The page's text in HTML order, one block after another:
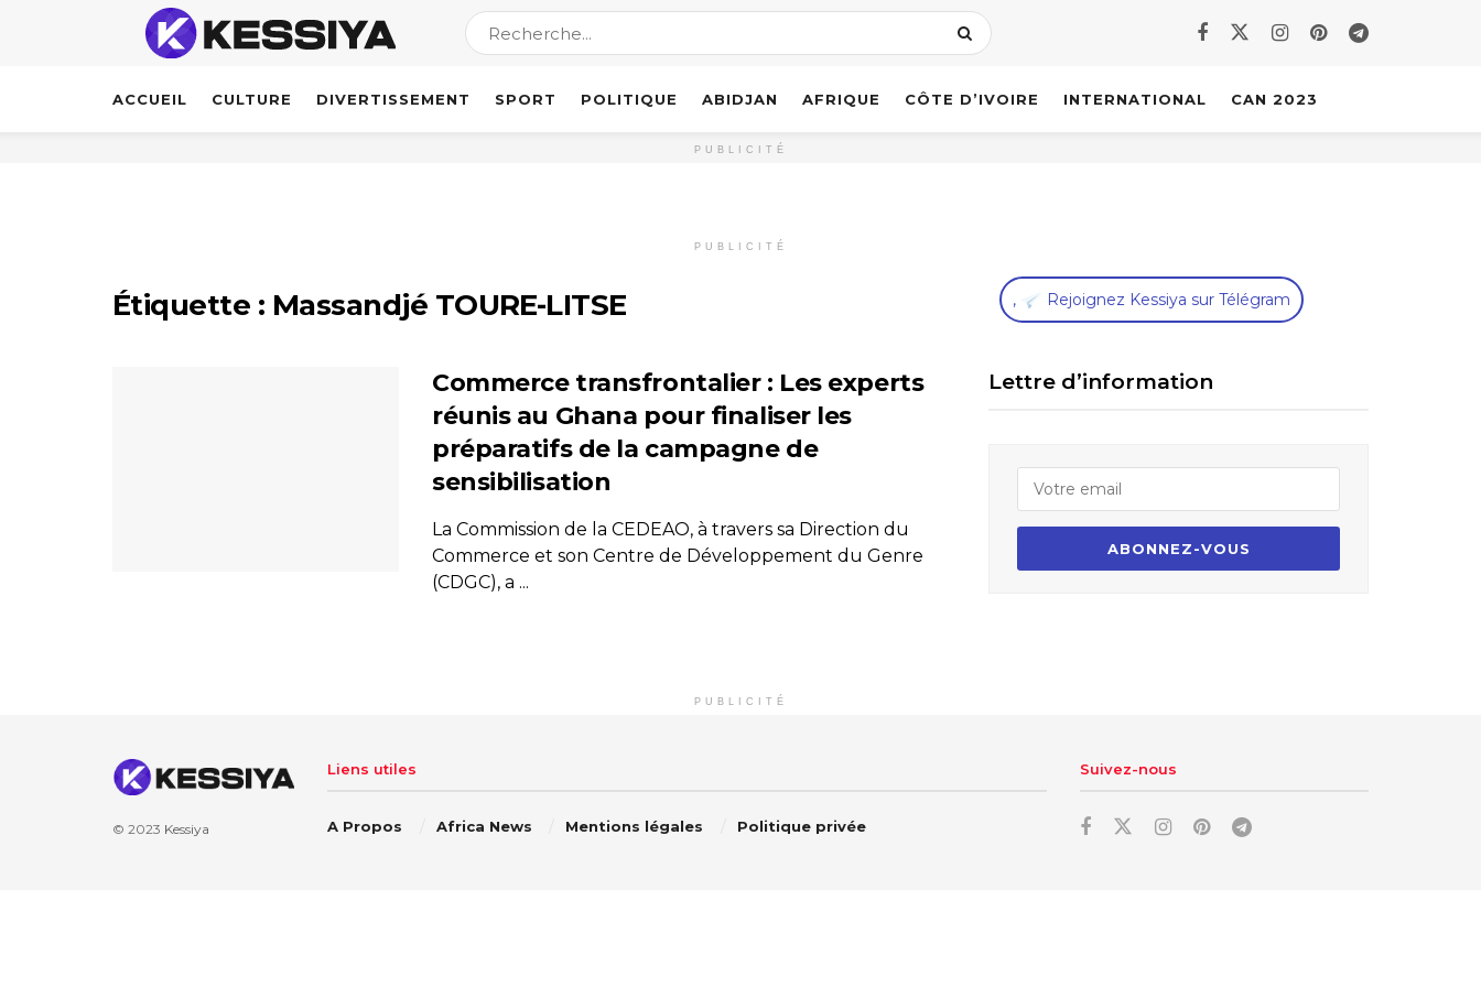
ACCUEIL CULTURE DIVERTISSEMENT SPORT POLITIQUE ABIDJAN AFRIQUE CÔTE D’IVOIRE INTERNATIONAL CAN 2023
PUBLICITÉ
PUBLICITÉ
Étiquette : Massandjé TOURE-LITSE
Commerce transfrontalier : Les experts
réunis au Ghana pour finaliser les
préparatifs de la campagne de
sensibilisation
La Commission de la CEDEAO, à travers sa Direction du
Commerce et son Centre de Développement du Genre
(CDGC), a ...
, Rejoignez Kessiya sur Télégram
Lettre d’information
PUBLICITÉ
© 2023 Kessiya
Liens utiles
A Propos Africa News Mentions légales Politique privée
Suivez-nous